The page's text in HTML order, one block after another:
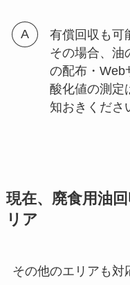
有償回収も可
その場合、油
の配布・Web
酸化値の測定
知おきくださ
現在、廃食用油
リア
その他のエリアも対